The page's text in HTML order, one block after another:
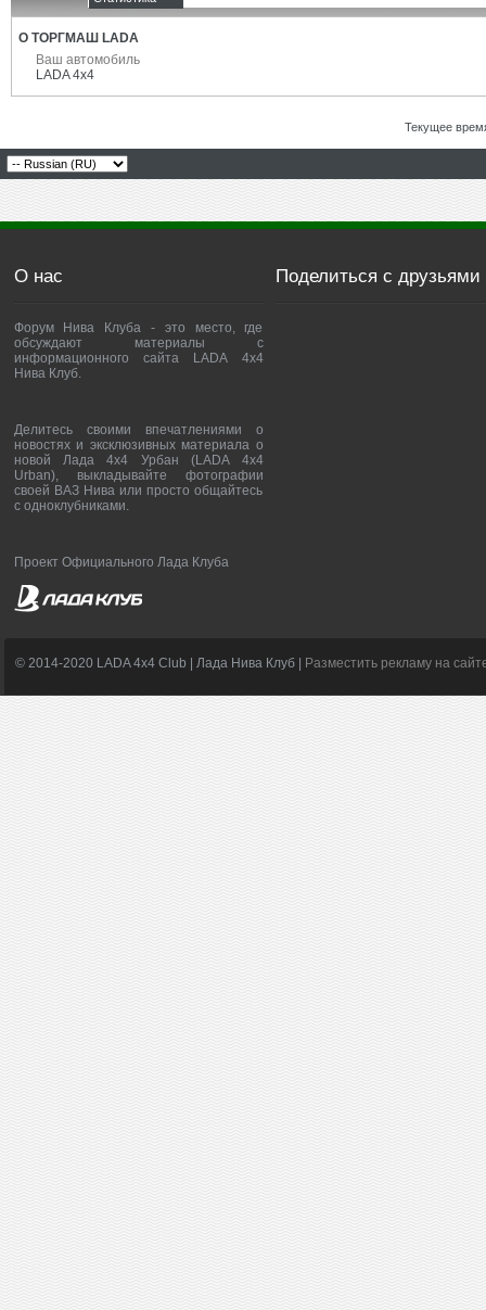
О ТОРГМАШ LADA
Ваш автомобиль
LADA 4x4
Текущее
О нас
Форум Нива Клуба - это место, где
обсуждают материалы с
информационного сайта LADA 4x4
Нива Клуб.
Делитесь своими впечатлениями о
новостях и эксклюзивных материала о
новой Лада 4х4 Урбан (LADA 4x4
Urban), выкладывайте фотографии
своей ВАЗ Нива или просто общайтесь
с одноклубниками.
Проект Официального Лада Клуба
Поделиться с друзьями
© 2014-2020 LADA 4x4 Club | Лада Нива Клуб | Разместить рекламу на